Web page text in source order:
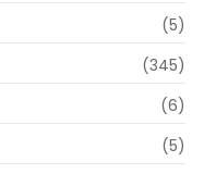
(5)
(345)
(6)
(5)